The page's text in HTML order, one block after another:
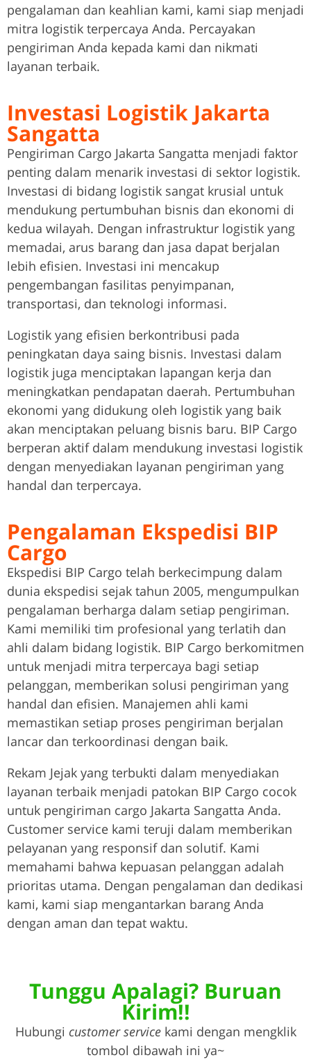
pengalaman dan keahlian kami, kami siap menjadi
mitra logistik terpercaya Anda. Percayakan
pengiriman Anda kepada kami dan nikmati
layanan terbaik.
Investasi Logistik Jakarta
Sangatta
Pengiriman Cargo Jakarta Sangatta menjadi faktor
penting dalam menarik investasi di sektor logistik.
Investasi di bidang logistik sangat krusial untuk
mendukung pertumbuhan bisnis dan ekonomi di
kedua wilayah. Dengan infrastruktur logistik yang
memadai, arus barang dan jasa dapat berjalan
lebih efisien. Investasi ini mencakup
pengembangan fasilitas penyimpanan,
transportasi, dan teknologi informasi.
Logistik yang efisien berkontribusi pada
peningkatan daya saing bisnis. Investasi dalam
logistik juga menciptakan lapangan kerja dan
meningkatkan pendapatan daerah. Pertumbuhan
ekonomi yang didukung oleh logistik yang baik
akan menciptakan peluang bisnis baru. BIP Cargo
berperan aktif dalam mendukung investasi logistik
dengan menyediakan layanan pengiriman yang
handal dan terpercaya.
Pengalaman Ekspedisi BIP
Cargo
Ekspedisi BIP Cargo telah berkecimpung dalam
dunia ekspedisi sejak tahun 2005, mengumpulkan
pengalaman berharga dalam setiap pengiriman.
Kami memiliki tim profesional yang terlatih dan
ahli dalam bidang logistik. BIP Cargo berkomitmen
untuk menjadi mitra terpercaya bagi setiap
pelanggan, memberikan solusi pengiriman yang
handal dan efisien. Manajemen ahli kami
memastikan setiap proses pengiriman berjalan
lancar dan terkoordinasi dengan baik.
Rekam Jejak yang terbukti dalam menyediakan
layanan terbaik menjadi patokan BIP Cargo cocok
untuk pengiriman cargo Jakarta Sangatta Anda.
Customer service kami teruji dalam memberikan
pelayanan yang responsif dan solutif. Kami
memahami bahwa kepuasan pelanggan adalah
prioritas utama. Dengan pengalaman dan dedikasi
kami, kami siap mengantarkan barang Anda
dengan aman dan tepat waktu.
Tunggu Apalagi? Buruan
Kirim!!
Hubungi customer servicekami dengan mengklik
tombol dibawah ini ya~